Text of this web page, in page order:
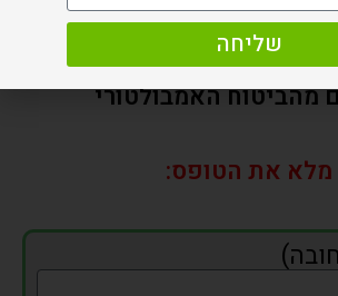
ממומחים בקבלת החזרים
מהביטוח האמבולטורי
מלא את הטופס:
שליחה